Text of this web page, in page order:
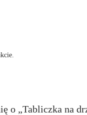
o „Tabliczka na